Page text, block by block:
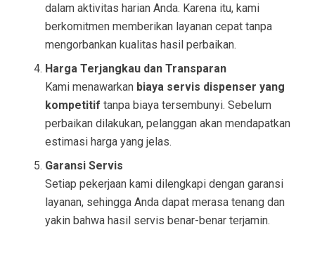
dalam aktivitas harian Anda. Karena itu, kami
berkomitmen memberikan layanan cepat tanpa
mengorbankan kualitas hasil perbaikan.
Harga Terjangkau dan Transparan
Kami menawarkan biaya servis dispenser yang
kompetitif tanpa biaya tersembunyi. Sebelum
perbaikan dilakukan, pelanggan akan mendapatkan
estimasi harga yang jelas.
Garansi Servis
Setiap pekerjaan kami dilengkapi dengan garansi
layanan, sehingga Anda dapat merasa tenang dan
yakin bahwa hasil servis benar-benar terjamin.